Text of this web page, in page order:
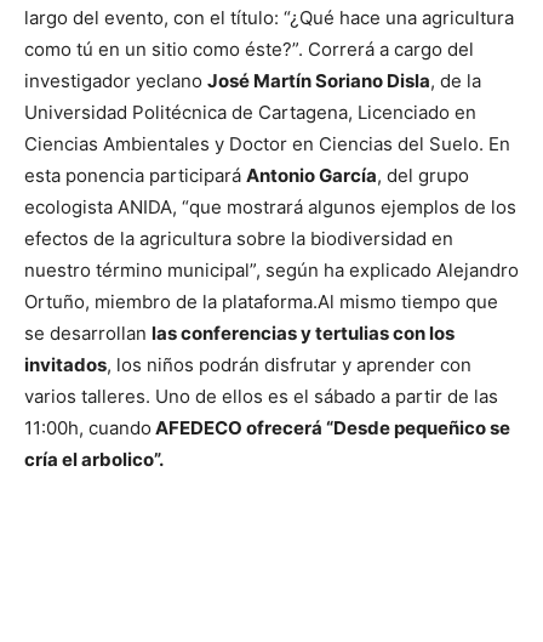
largo del evento, con el título: “¿Qué hace una agricultura
como tú en un sitio como éste?”. Correrá a cargo del
investigador yeclano José Martín Soriano Disla, de la
Universidad Politécnica de Cartagena, Licenciado en
Ciencias Ambientales y Doctor en Ciencias del Suelo. En
esta ponencia participará Antonio García, del grupo
ecologista ANIDA, “que mostrará algunos ejemplos de los
efectos de la agricultura sobre la biodiversidad en
nuestro término municipal”, según ha explicado Alejandro
Ortuño, miembro de la plataforma.Al mismo tiempo que
se desarrollan las conferencias y tertulias con los
invitados, los niños podrán disfrutar y aprender con
varios talleres. Uno de ellos es el sábado a partir de las
11:00h, cuando AFEDECO ofrecerá “Desde pequeñico se
cría el arbolico”.